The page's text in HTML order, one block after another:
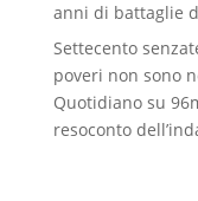
anni di battaglie
Settecento
poveri non sono
Quotidianosu
resoconto